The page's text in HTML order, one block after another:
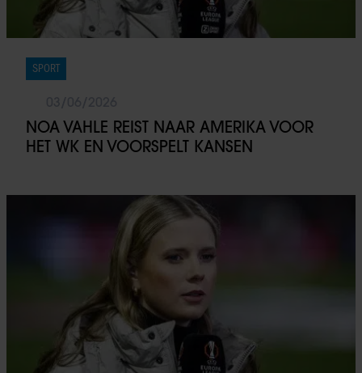
SPORT
NOA VAHLE REIST NAAR AMERIKA VOOR
HET WK EN VOORSPELT KANSEN